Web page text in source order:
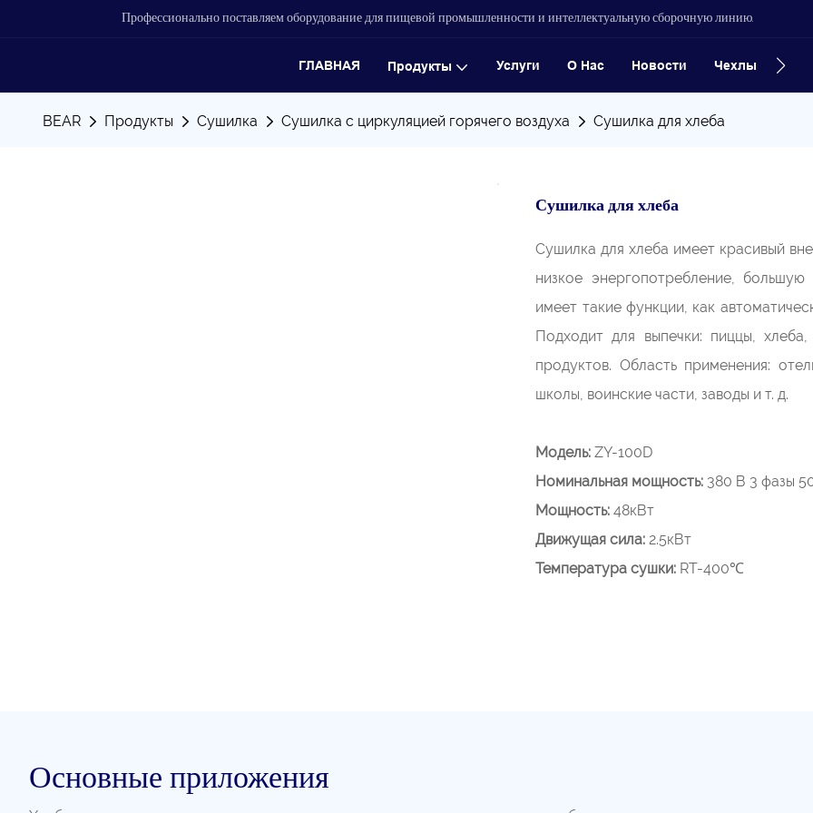
Профессионально поставляем оборудование для пищевой промышленности и интеллектуальную сборочную линию.
ГЛАВНАЯ Продукты Услуги О Нас Новости Чехлы
BEAR Продукты Сушилка Сушилка с циркуляцией горячего воздуха Сушилка для хлеба
Сушилка для хлеба
Сушилка для хлеба имеет красивый
низкое энергопотребление,
имеет такие функции, как
Подходит для выпечки: пиццы,
продуктов. Область применения:
школы, воинские части, заводы и т. д.
Модель:ZY-100D
Номинальная мощность: 380 В 3 фазы
Мощность:48кВт
Движущая сила:2.5кВт
Температура сушки: RT-400℃
Основные приложения